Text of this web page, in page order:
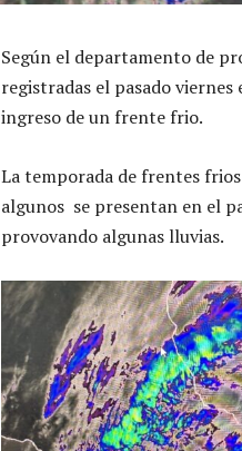
Según el departamento de
registradas el pasado
ingreso de un frente frio.
La temporada de frentes
algunos se presentan en el
provovando algunas lluvias.